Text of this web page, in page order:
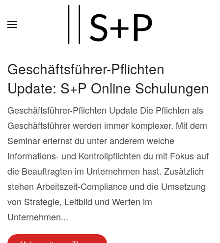
Geschäftsführer-Pflichten
Update: S+P Online Schulungen
Geschäftsführer-Pflichten Update Die Pflichten als
Geschäftsführer werden immer komplexer. Mit dem
Seminar erlernst du unter anderem welche
Informations- und Kontrollpflichten du mit Fokus auf
die Beauftragten im Unternehmen hast. Zusätzlich
stehen Arbeitszeit-Compliance und die Umsetzung
von Strategie, Leitbild und Werten im
Unternehmen...